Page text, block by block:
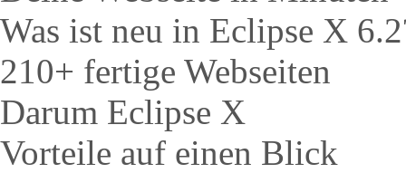
Was ist neu in Eclipse X
210+ fertige Webseiten
Darum Eclipse X
Vorteile auf einen Blick